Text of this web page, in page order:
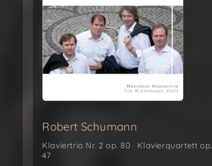
Robert Schumann
Klaviertrio Nr. 2 op. 80 · Klavierquartett op.
47